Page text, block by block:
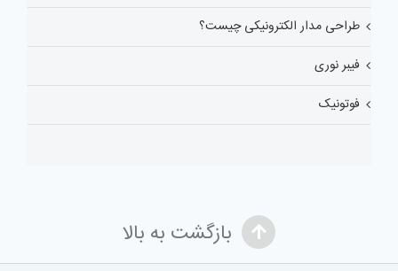
طراحی مدار الکترونیکی چیست؟
فیبر نوری
فوتونیک
بازگشت به بالا